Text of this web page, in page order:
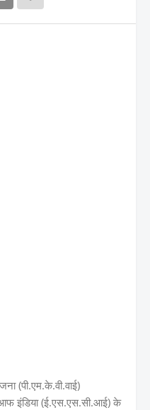
(पी.एम.के.वी.वाई)
इंडिया (ई.एस.एस.सी.आई) के